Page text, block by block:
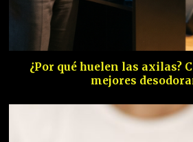
¿Por qué huelen las axilas?
mejores